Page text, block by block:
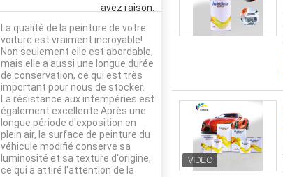
avez raison.
La qualité de la peinture de votre
voiture est vraiment incroyable!
Non seulement elle est abordable,
mais elle a aussi une longue durée
de conservation, ce qui est très
important pour nous de stocker.
La résistance aux intempéries est
également excellente.Après une
longue période d'exposition en
plein air, la surface de peinture du
véhicule modifié conserve sa
luminosité et sa texture d'origine,
ce qui a attiré l'attention de la